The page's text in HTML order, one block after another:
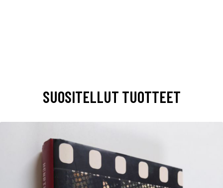
SUOSITELLUT TUOTTEET